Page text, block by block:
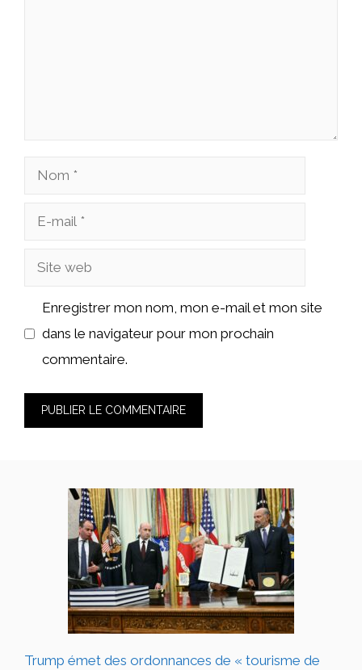
Nom
Site
Enregistrer mon nom, mon e-mail et mon site
dans le navigateur pour mon prochain
commentaire.
Trump émet des ordonnances de « tourisme de